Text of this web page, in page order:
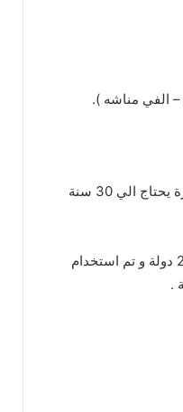
وفي سياق متصل أفادت سلطة حماية البيئة الاسرائيلية أن ترميم الأحراش والمحميات المتضررة يحتاج الي 30 سنة
وجدير بالذكر أن عدد الدول المشاركة والتي ساهمت في عمليات اطفاء الحرائق وصلت الي 22 دولة و تم استخدام
( قيمة الاحترام )